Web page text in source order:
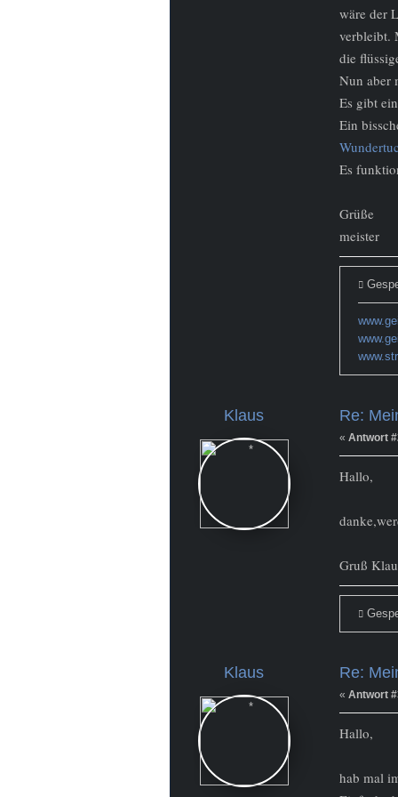
wäre der
verbleibt.
die
Nun aber
Es gibt
Ein
Es
Grüße
meister
Newbie
Klaus Re:
« Antwort
Hallo,
Gruß
Newbie
Klaus Re:
« Antwort
Hallo,
hab mal